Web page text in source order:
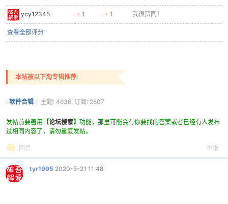
ycy12345 + 1 + 1 我很赞同！
查看全部评分
本帖被以下淘专辑推荐:
· 软件合辑 主题: 4636, 订阅: 2807
发帖前要善用 【论坛搜索】 功能，那里可能会有你要找的答案或者已经有人发布
过相同内容了，请勿重复发帖。
回复 举报
tyr1995 2020-5-21 11:48